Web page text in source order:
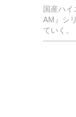
国産ハイ
AM』シ
ていく。